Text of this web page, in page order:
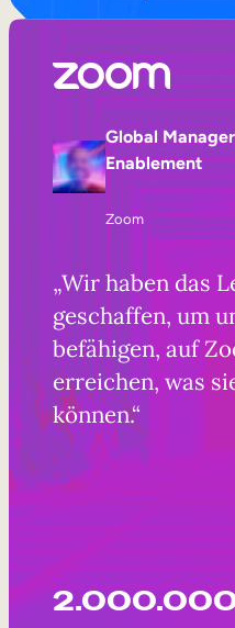
Global
Enablement
Zoom
„Wir haben das
geschaffen, um
befähigen, auf
erreichen, was
können.“